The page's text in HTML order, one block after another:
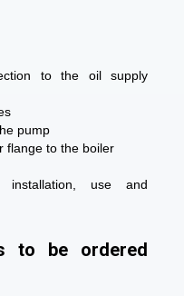
to the oil supply
pump
flange to the boiler
installation, use and
to be ordered